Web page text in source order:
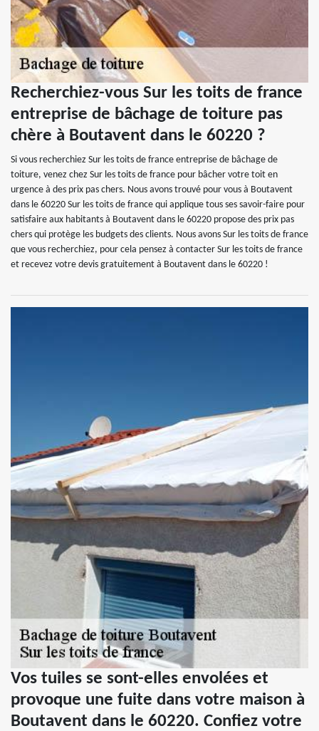
Recherchiez-vous Sur les toits de france
entreprise de bâchage de toiture pas
chère à Boutavent dans le 60220 ?
Si vous recherchiez Sur les toits de france entreprise de bâchage de
toiture, venez chez Sur les toits de france pour bâcher votre toit en
urgence à des prix pas chers. Nous avons trouvé pour vous à Boutavent
dans le 60220 Sur les toits de france qui applique tous ses savoir-faire pour
satisfaire aux habitants à Boutavent dans le 60220 propose des prix pas
chers qui protège les budgets des clients. Nous avons Sur les toits de france
que vous recherchiez, pour cela pensez à contacter Sur les toits de france
et recevez votre devis gratuitement à Boutavent dans le 60220 !
Vos tuiles se sont-elles envolées et
provoque une fuite dans votre maison à
Boutavent dans le 60220. Confiez votre